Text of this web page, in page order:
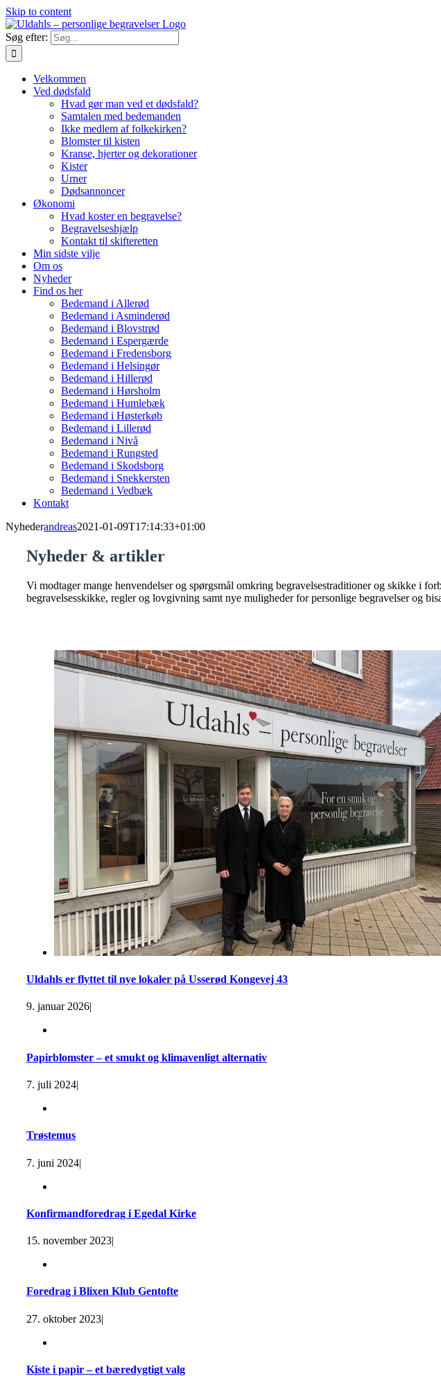
Skip to content
Søg efter:
Velkommen
Ved dødsfald
Hvad gør man ved et dødsfald?
Samtalen med bedemanden
Ikke medlem af folkekirken?
Blomster til kisten
Kranse, hjerter og dekorationer
Kister
Urner
Dødsannoncer
Økonomi
Hvad koster en begravelse?
Begravelseshjælp
Kontakt til skifteretten
Min sidste vilje
Om os
Nyheder
Find os her
Bedemand i Allerød
Bedemand i Asminderød
Bedemand i Blovstrød
Bedemand i Espergærde
Bedemand i Fredensborg
Bedemand i Helsingør
Bedemand i Hillerød
Bedemand i Hørsholm
Bedemand i Humlebæk
Bedemand i Høsterkøb
Bedemand i Lillerød
Bedemand i Nivå
Bedemand i Rungsted
Bedemand i Skodsborg
Bedemand i Snekkersten
Bedemand i Vedbæk
Kontakt
Nyhederandreas2021-01-09T17:14:33+01:00
Nyheder & artikler
Vi modtager mange henvendelser og spørgsmål omkring begravelsestraditioner og skikke i
begravelsesskikke, regler og lovgivning samt nye muligheder for personlige begravelser og
Uldahls er flyttet til nye lokaler på Usserød Kongevej 43
9. januar 2026|
Papirblomster – et smukt og klimavenligt alternativ
7. juli 2024|
Trøstemus
7. juni 2024|
Konfirmandforedrag i Egedal Kirke
15. november 2023|
Foredrag i Blixen Klub Gentofte
27. oktober 2023|
Kiste i papir – et bæredygtigt valg